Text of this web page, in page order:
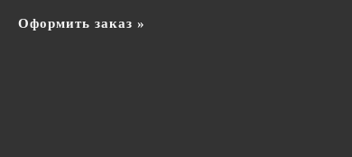
Оформить заказ »